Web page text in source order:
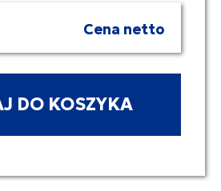
Cena netto
DO KOSZYKA